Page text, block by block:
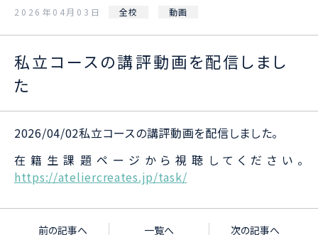
2026年04月03日 全校 動画
私立コースの講評動画を配信しまし
た
2026/04/02私立コースの講評動画を配信しました。
在籍生課題ページから視聴してください。
https://ateliercreates.jp/task/
前の記事へ 一覧へ 次の記事へ